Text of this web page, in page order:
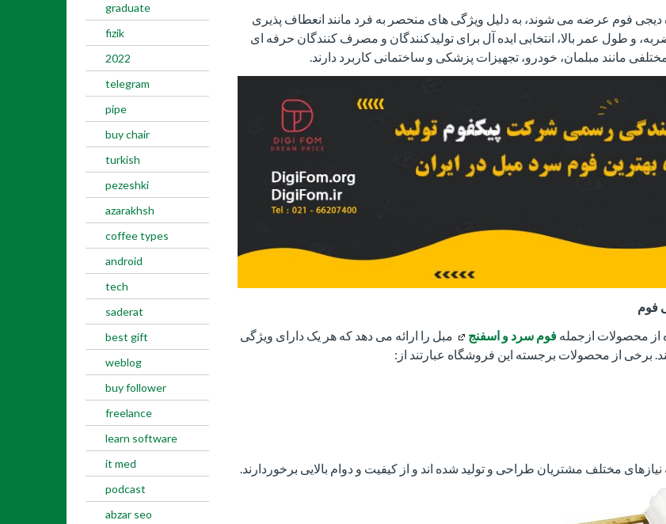
graduate
fizik
2022
telegram
pipe
buy chair
turkish
pezeshki
azarakhsh
coffee types
android
tech
saderat
best gift
weblog
buy follower
freelance
learn software
it med
podcast
abzar seo
فوم عرضه می شوند، به دلیل ویژگی های منحصر به فرد مانند انعطاف پذیری
و طول عمر بالا، انتخابی ایده آل برای تولیدکنندگان و مصرف کنندگان حرفه ای
مانند مبلمان، خودرو، تجهیزات پزشکی و ساختمانی کاربرد دارند.
فوم
محصولات ازجمله فوم سرد و اسفنج
مبل را ارائه می دهد که هر یک دارای ویژگی
برخی از محصولات برجسته این فروشگاه عبارتند از:
مختلف مشتریان طراحی و تولید شده اند و از کیفیت و دوام بالایی برخوردارند.